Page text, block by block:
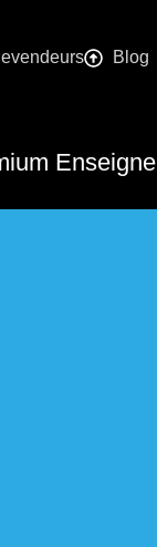
Blog
Enseigne